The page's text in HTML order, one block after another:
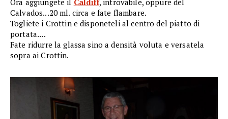
Calvados...20 ml. circa e fate flambare.
Togliete i Crottin e disponeteli al centro del piatto di
portata....
Fate ridurre la glassa sino a densità voluta e versatela
sopra ai Crottin.